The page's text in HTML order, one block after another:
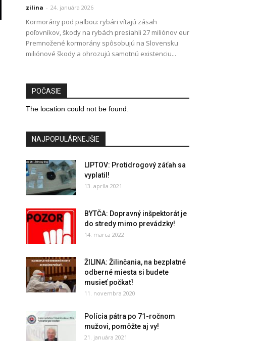
zilina - 24. januára 2026
Kormorány pod paľbou: rybári vítajú zásah
poľovníkov, škody na rybách presiahli 27 miliónov eur
Premnožené kormorány spôsobujú na Slovensku
miliónové škody a ohrozujú samotnú existenciu...
POČASIE
The location could not be found.
NAJPOPULÁRNEJŠIE
LIPTOV: Protidrogový záťah sa
vyplatil!
13. apríla 2021
BYTČA: Dopravný inšpektorát je
do stredy mimo prevádzky!
14. marca 2022
ŽILINA: Žilinčania, na bezplatné
odberné miesta si budete
musieť počkať!
11. novembra 2020
Polícia pátra po 71-ročnom
mužovi, pomôžte aj vy!
21. januára 2021